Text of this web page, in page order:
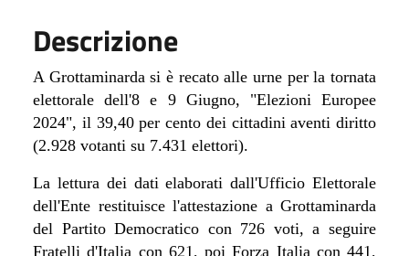
Descrizione
A Grottaminarda si è recato alle urne per la tornata
elettorale dell'8 e 9 Giugno, "Elezioni Europee
2024", il 39,40 per cento dei cittadini aventi diritto
(2.928 votanti su 7.431 elettori).
La lettura dei dati elaborati dall'Ufficio Elettorale
dell'Ente restituisce l'attestazione a Grottaminarda
del Partito Democratico con 726 voti, a seguire
Fratelli d'Italia con 621, poi Forza Italia con 441,